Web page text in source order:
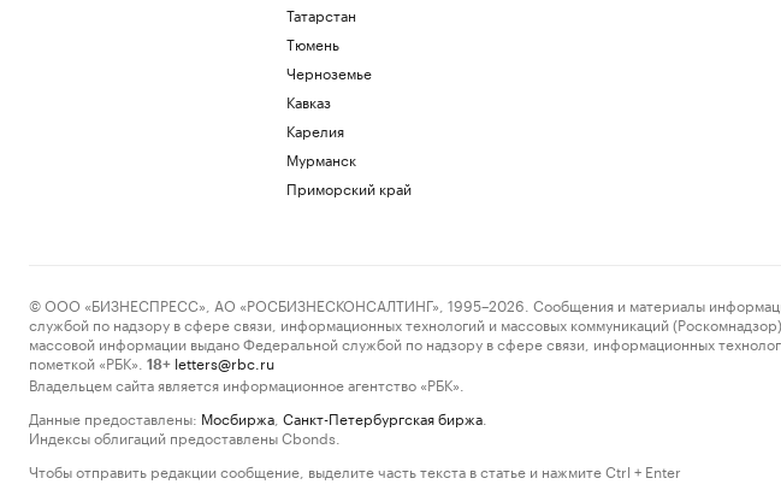
Татарстан
Тюмень
Черноземье
Кавказ
Карелия
Мурманск
Приморский край
© ООО «БИЗНЕСПРЕСС», АО «РОСБИЗНЕСКОНСАЛТИНГ», 1995–2026. Сообщения и материалы
службой по надзору в сфере связи, информационных технологий и массовых коммуникаций
массовой информации выдано Федеральной службой по надзору в сфере связи, информационных
пометкой «РБК».
18+ letters@rbc.ru
Владельцем сайта является информационное агентство «РБК».
Данные предоставлены: Мосбиржа Санкт-Петербургская биржа
Индексы облигаций предоставлены Cbonds.
Чтобы отправить редакции сообщение, выделите часть текста в статье и нажмите Ctrl + Enter